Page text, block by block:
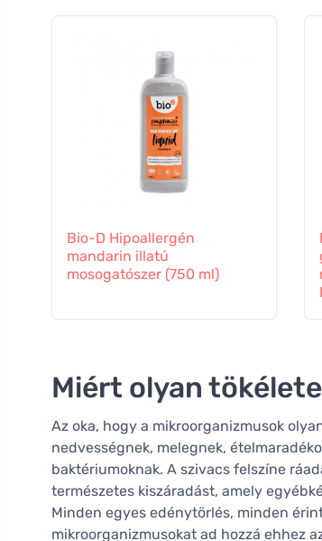
Bio-D Hipoallergén
mandarin illatú
mosogatószer (750 ml)
Miért olyan
Az oka, hogy a mikroorganizmusok
nedvességnek, melegnek,
baktériumoknak. A szivacs felszíne
természetes kiszáradást, amely
Minden egyes edénytörlés, minden
mikroorganizmusokat ad hozzá ehhez